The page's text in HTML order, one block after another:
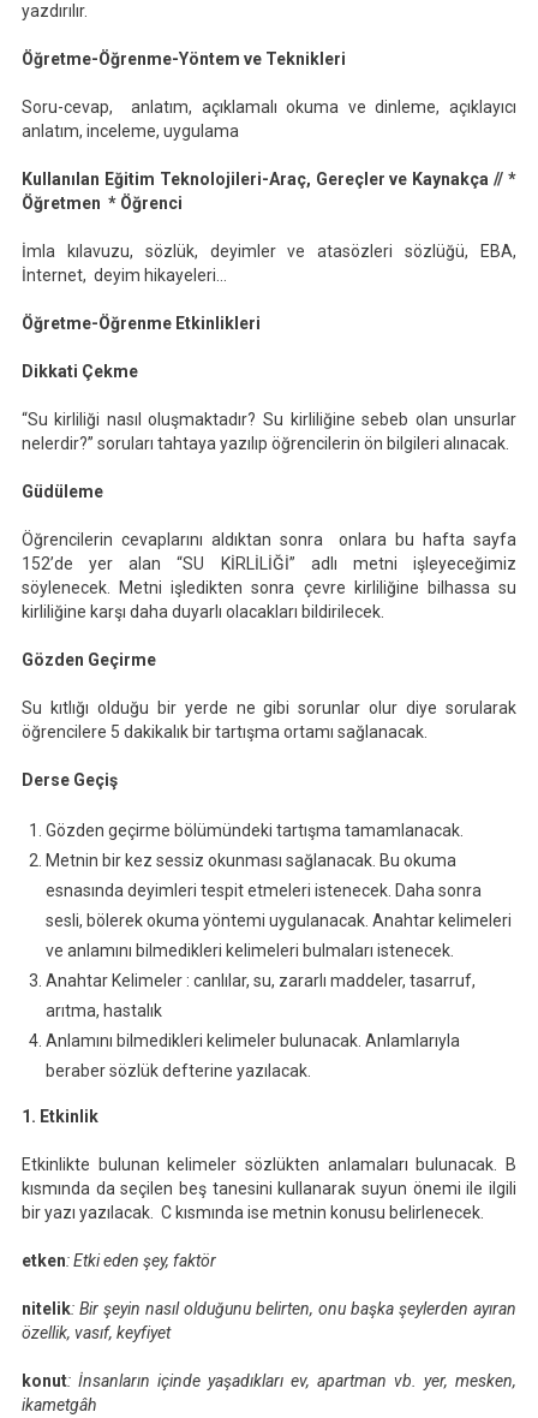
yazdırılır.
Öğretme-Öğrenme-Yöntem ve Teknikleri
Soru-cevap, anlatım, açıklamalı okuma ve dinleme, açıklayıcı
anlatım, inceleme, uygulama
Kullanılan Eğitim Teknolojileri-Araç, Gereçler ve Kaynakça // *
Öğretmen * Öğrenci
İmla kılavuzu, sözlük, deyimler ve atasözleri sözlüğü, EBA,
İnternet, deyim hikayeleri…
Öğretme-Öğrenme Etkinlikleri
Dikkati Çekme
“Su kirliliği nasıl oluşmaktadır? Su kirliliğine sebeb olan unsurlar
nelerdir?” soruları tahtaya yazılıp öğrencilerin ön bilgileri alınacak.
Güdüleme
Öğrencilerin cevaplarını aldıktan sonra onlara bu hafta sayfa
152’de yer alan “SU KİRLİLİĞİ” adlı metni işleyeceğimiz
söylenecek. Metni işledikten sonra çevre kirliliğine bilhassa su
kirliliğine karşı daha duyarlı olacakları bildirilecek.
Gözden Geçirme
Su kıtlığı olduğu bir yerde ne gibi sorunlar olur diye sorularak
öğrencilere 5 dakikalık bir tartışma ortamı sağlanacak.
Derse Geçiş
Gözden geçirme bölümündeki tartışma tamamlanacak.
Metnin bir kez sessiz okunması sağlanacak. Bu okuma
esnasında deyimleri tespit etmeleri istenecek. Daha sonra
sesli, bölerek okuma yöntemi uygulanacak. Anahtar kelimeleri
ve anlamını bilmedikleri kelimeleri bulmaları istenecek.
Anahtar Kelimeler : canlılar, su, zararlı maddeler, tasarruf,
arıtma, hastalık
Anlamını bilmedikleri kelimeler bulunacak. Anlamlarıyla
beraber sözlük defterine yazılacak.
1. Etkinlik
Etkinlikte bulunan kelimeler sözlükten anlamaları bulunacak. B
kısmında da seçilen beş tanesini kullanarak suyun önemi ile ilgili
bir yazı yazılacak. C kısmında ise metnin konusu belirlenecek.
etken: Etki eden şey, faktör
nitelik: Bir şeyin nasıl olduğunu belirten, onu başka şeylerden ayıran
özellik, vasıf, keyfiyet
konut: İnsanların içinde yaşadıkları ev, apartman vb. yer, mesken,
ikametgâh